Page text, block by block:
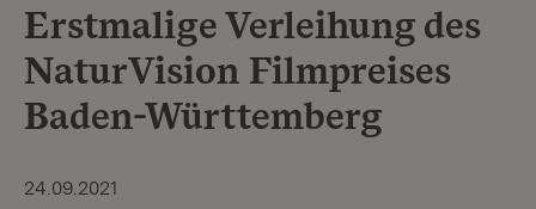
Erstmalige Verleihung des
NaturVision Filmpreises
Baden-Württemberg
24.09.2021